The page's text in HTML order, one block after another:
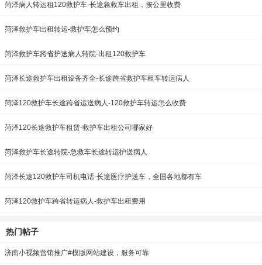
菏泽病人转运租120救护车-长途急救车出租，按公里收费
菏泽救护车出租转运-救护车怎么预约
菏泽救护车跨省护送病人转院-出租120救护车
菏泽长途救护车出租设备齐全-长途跨省救护车租车转运病人
菏泽120救护车长途跨省运送病人-120救护车转运怎么收费
菏泽120长途救护车租赁-救护车出租公司哪家好
菏泽救护车长途转院-急救车长途转运护送病人
菏泽长途120救护车司机电话-长途医疗护送车，全国各地都有车
菏泽120救护车跨省转运病人-救护车出租费用
热门帖子
济南小视频营销推广#模版网站建设，服务可靠